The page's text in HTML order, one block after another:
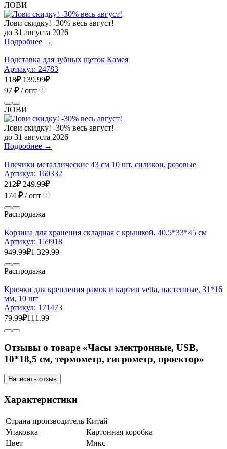
ЛОВИ
Лови скидку! -30% весь август!
до 31 августа 2026
Подробнее →
Подставка для зубных щеток Камея
Артикул: 24783
118₽ 139.99₽
97 ₽/ опт
ЛОВИ
Лови скидку! -30% весь август!
до 31 августа 2026
Подробнее →
Плечики металлические 43 см 10 шт, силикон, розовые
Артикул: 160332
212₽ 249.99₽
174 ₽/ опт
Распродажа
Корзина для хранения складная с крышкой, 40,5*33*45 см
Артикул: 159918
949.99₽1 329.99
Распродажа
Крючки для крепления рамок и картин vetta, настенные, 31*16
мм, 10 шт
Артикул: 171473
79.99₽111.99
Отзывы о товаре «Часы электронные, USB,
10*18,5 см, термометр, гигрометр, проектор»
Написать отзыв
Характеристики
Страна производитель Китай
Упаковка
Картонная коробка
Цвет
Микс